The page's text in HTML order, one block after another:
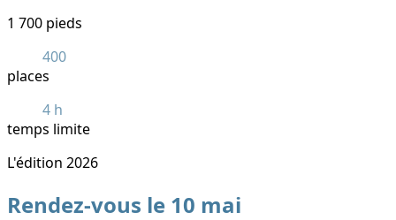
1 700 pieds
400
places
4 h
temps limite
L'édition 2026
Rendez-vous le 10 mai